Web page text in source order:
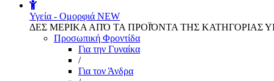
Υγεία - Ομορφιά NEW
ΔΕΣ ΜΕΡΙΚΑ ΑΠΌ ΤΑ ΠΡΟΪΌΝΤΑ ΤΗΣ ΚΑΤΗΓΟΡΙΑΣ
Προσωπική Φροντίδα
Για την Γυναίκα
/
Για τον Άνδρα